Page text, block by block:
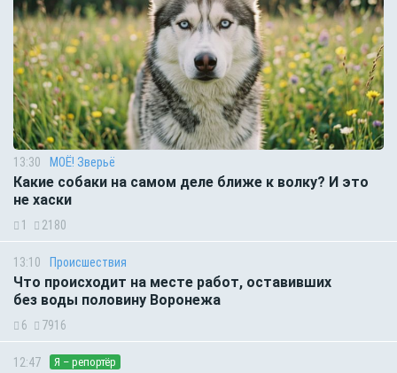
13:30 МОЁ! Зверьё
Какие собаки на самом деле ближе к волку? И это
не хаски
1 2180
13:10 Происшествия
Что происходит на месте работ, оставивших
без воды половину Воронежа
6 7916
12:47 Я – репортёр